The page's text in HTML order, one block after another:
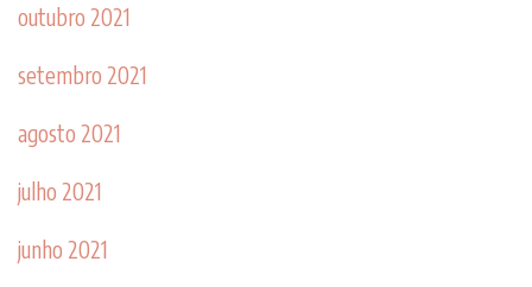
outubro 2021
setembro 2021
agosto 2021
julho 2021
junho 2021